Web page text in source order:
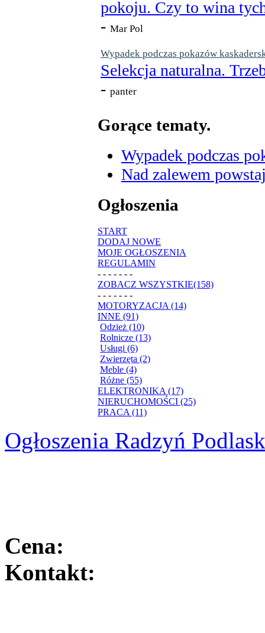
pokoju. Czy to wina
- Mar Pol
Wypadek podczas pokazów
Selekcja naturalna.
- panter
Gorące tematy.
Wypadek podczas
Nad zalewem
Ogłoszenia
START
DODAJ NOWE
MOJE OGŁOSZENIA
REGULAMIN
- - - - - - -
ZOBACZ WSZYSTKIE(158)
- - - - - - -
MOTORYZACJA (14)
INNE (91)
Odzież (10)
Rolnicze (13)
Usługi (6)
Zwierzęta (2)
Meble (4)
Różne (55)
ELEKTRONIKA (17)
NIERUCHOMOŚCI (25)
PRACA (11)
Ogłoszenia Radzyń
Cena:
Kontakt: